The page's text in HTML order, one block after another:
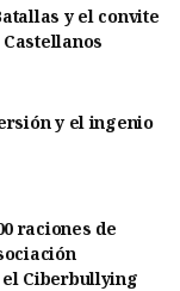
y el convite
y el ingenio
raciones de
Ciberbullying